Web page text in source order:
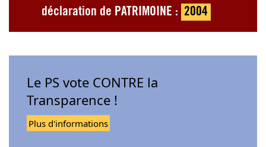
déclaration de PATRIMOINE : 2004
Le PS vote CONTRE la
Transparence !
Plus d'informations